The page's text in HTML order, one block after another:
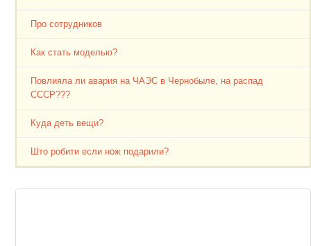
Про сотрудников
Как стать моделью?
Повлияла ли авария на ЧАЭС в Чернобыле, на распад
СССР???
Куда деть вещи?
Што робити если нож подарили?